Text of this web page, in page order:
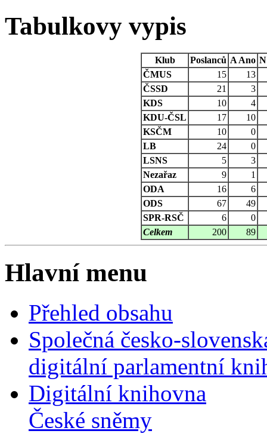
Tabulkovy vypis
Klub Poslanců A Ano N
ČMUS
15
13
ČSSD
21
3
KDS
10
4
KDU-ČSL
17
10
KSČM
10
0
LB
24
0
LSNS
5
3
Nezařaz
9
1
ODA
16
6
ODS
67
49
SPR-RSČ
6
0
Celkem
200 89
Hlavní menu
Přehled obsahu
Společná česko-
digitální parlamentní
Digitální knihovna
České sněmy